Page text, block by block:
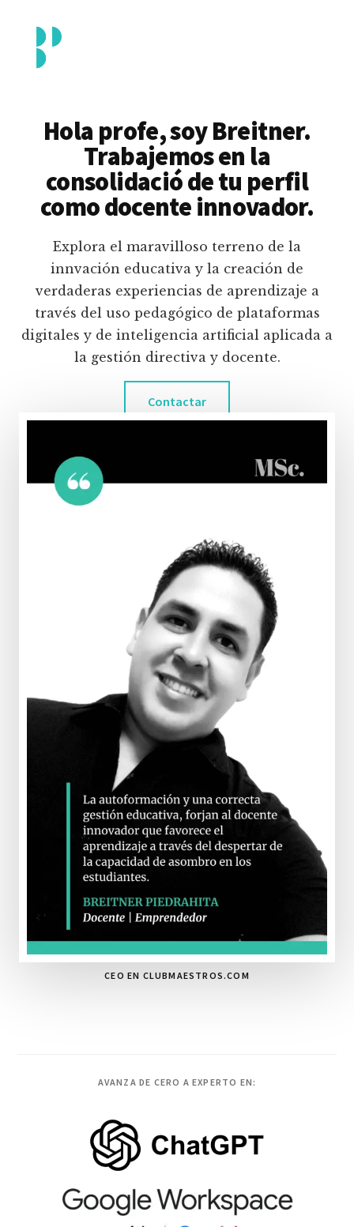
contenido
principal
menu
Piedrahita
docente
pedagógico
educativas
digitales
inteligencia
artificial.
Hola profe, soy Breitner.
Trabajemos en la
consolidació de tu perfil
como docente innovador.
Explora el maravilloso terreno de la
innvación educativa y la creación de
verdaderas experiencias de aprendizaje a
través del uso pedagógico de plataformas
digitales y de inteligencia artificial aplicada a
la gestión directiva y docente.
Contactar
CEO EN CLUBMAESTROS.COM
AVANZA DE CERO A EXPERTO EN: